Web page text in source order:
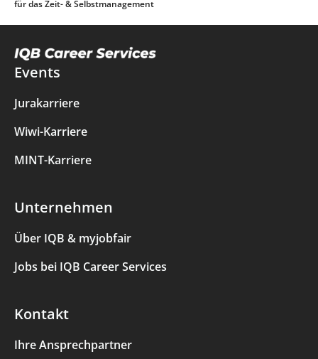
für das Zeit- & Selbstmanagement
Events
Jurakarriere
Wiwi-Karriere
MINT-Karriere
Unternehmen
Über IQB & myjobfair
Jobs bei IQB Career Services
Kontakt
Ihre Ansprechpartner